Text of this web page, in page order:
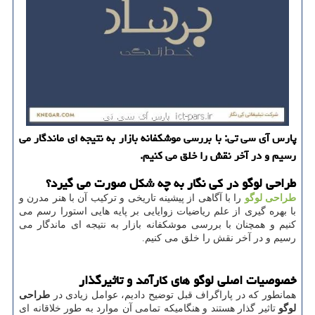
پارس آی سی تی: با بررسی موشكفانه بازار به نتیجه ای ماندگار می
رسیم و در آخر نقش را خلق می كنیم.
طراحی لوگو در کی نگار به چه شکل صورت می گیرد؟
طراحی لوگو را با آگاهی از پیشینه تاریخی و ترکیب آن با هنر مدرن و
با بهره گیری از علم ریاضیات زوایایی بر پایه هایی استورا رسم می
کنیم و همچنان با بررسی موشکفانه بازار به نتیجه ای ماندگار می
رسیم و در آخر نقش را خلق می کنیم.
خصوصیات اصلی لوگو های کارآمد و تاثیرگذار
همانطور که در پاراگراف قبل توضیح دادیم، عوامل زیادی در طراحی
لوگو تاثیر گذار هستند و هنگامیکه تمامی آن موارد به طور خلاقانه ای